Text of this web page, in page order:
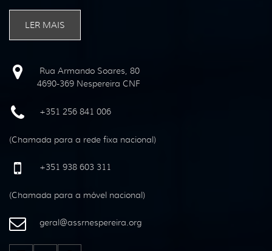
LER MAIS
Rua Armando Soares, 80
4690-369 Nespereira CNF
+351 256 841 006
(Chamada para a rede fixa nacional)
+351 938 603 311
(Chamada para a móvel nacional)
geral@assrnespereira.org